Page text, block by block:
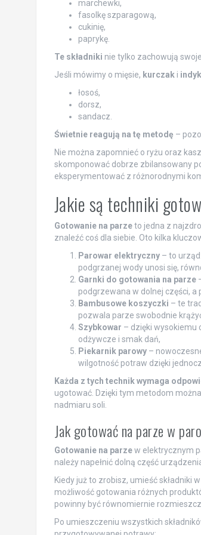
marchewki,
fasolkę szparagową,
cukinię,
paprykę.
Te składniki nie tylko zachowują
Jeśli mówimy o mięsie, kurczaki indyk
łosoś,
dorsz,
sandacz.
Świetnie reagują na tę metodę –
Nie można zapomnieć o ryżu oraz
skomponować dobrze zbilansowany
eksperymentować z różnorodnymi
Jakie są techniki
Gotowanie na parzeto jedna z
znaleźć coś dla siebie. Oto kilka
Parowar elektryczny– to
podgrzanej wody unosi się,
Garnki do gotowania na parze
podgrzewana w dolnej części,
Bambusowe koszyczki – te
pozwala parze swobodnie
Szybkowar – dzięki wysokiemu
odżywcze i smak dań,
Piekarnik parowy–
wilgotność potraw dzięki
Każda z tych technik wymaga
ugotować. Dzięki tym metodom
nadmiaru soli.
Jak gotować na parze w
Gotowanie na parzew elektrycznym
należy napełnić dolną część
Kiedy już to zrobisz, umieść składniki
możliwość gotowania różnych
powinny być równomiernie
Po umieszczeniu wszystkich